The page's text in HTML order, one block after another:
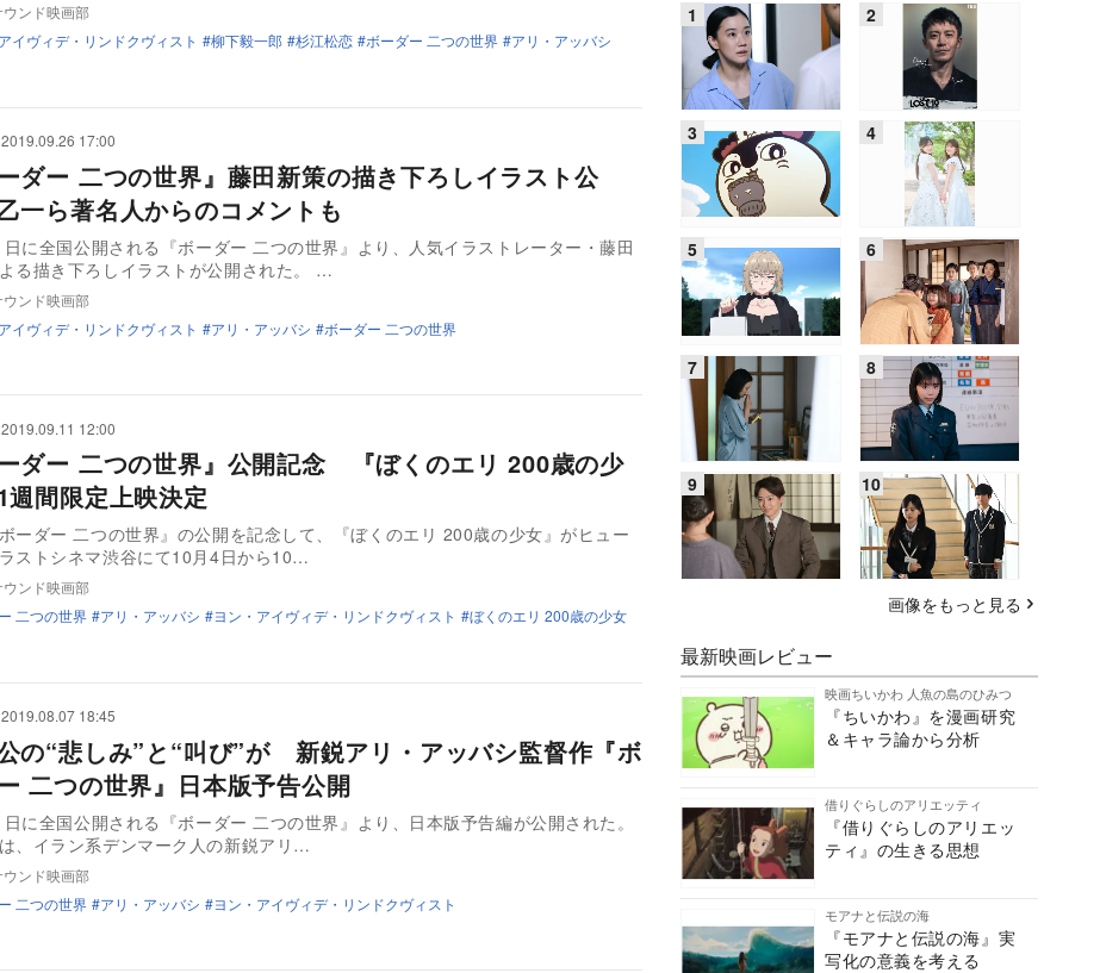
ウンド映画部
イヴィデ・リンドクヴィスト
柳下毅一郎 杉江松恋 ボーダー 二つの世界 アリ・アッバシ
2019.09.26 17:00
ーダー 二つの世界』藤田新策の描き下ろしイラスト公
ら著名人からのコメントも
に全国公開される『ボーダー 二つの世界』より、人気イラストレーター・藤田
る描き下ろしイラストが公開された。 …
ウンド映画部
イヴィデ・リンドクヴィスト
アリ・アッバシ ボーダー 二つの世界
2019.09.11 12:00
ーダー 二つの世界』公開記念 『ぼくのエリ 200歳の少
週間限定上映決定
ーダー 二つの世界』の公開を記念して、『ぼくのエリ 200歳の少女』がヒュー
ストシネマ渋谷にて10月4日から10…
ウンド映画部
二つの世界
アリ・アッバシ ヨン・アイヴィデ・リンドクヴィスト ぼくのエリ 200歳の少女
2019.08.07 18:45
の“悲しみ”と“叫び”が 新鋭アリ・アッバシ監督作『ボ
二つの世界』日本版予告公開
に全国公開される『ボーダー 二つの世界』より、日本版予告編が公開された。
、イラン系デンマーク人の新鋭アリ…
ウンド映画部
二つの世界
アリ・アッバシ ヨン・アイヴィデ・リンドクヴィスト
画像をもっと見る
最新映画レビュー
映画ちいかわ 人魚の島のひみつ
『ちいかわ』を漫画研究
＆キャラ論から分析
借りぐらしのアリエッティ
『借りぐらしのアリエッ
ティ』の生きる思想
モアナと伝説の海
『モアナと伝説の海』実
写化の意義を考える